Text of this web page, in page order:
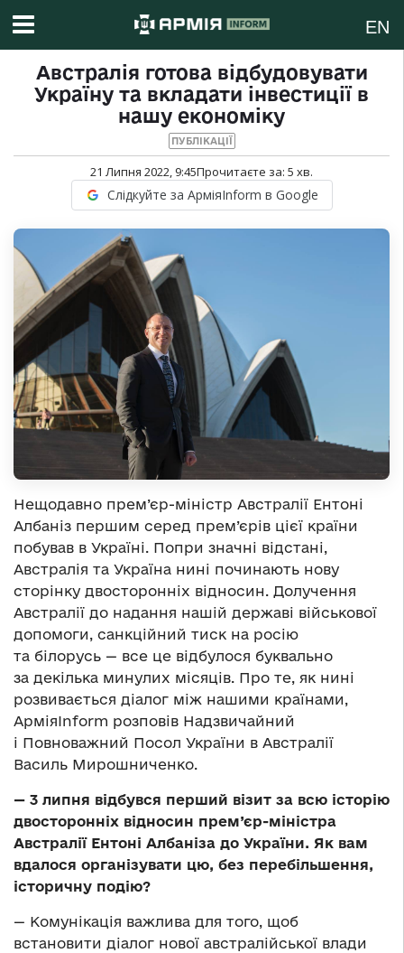
EN
Австралія готова відбудовувати
Україну та вкладати інвестиції в
нашу економіку
ПУБЛІКАЦІЇ
21 Липня 2022, 9:45Прочитаєте за: 5 хв.
Слідкуйте за АрміяInform в Google
Нещодавно прем’єр-міністр Австралії Ентоні
Албаніз першим серед прем’єрів цієї країни
побував в Україні. Попри значні відстані,
Австралія та Україна нині починають нову
сторінку двосторонніх відносин. Долучення
Австралії до надання нашій державі військової
допомоги, санкційний тиск на росію
та білорусь — все це відбулося буквально
за декілька минулих місяців. Про те, як нині
розвивається діалог між нашими країнами,
АрміяInform розповів Надзвичайний
і Повноважний Посол України в Австралії
Василь Мирошниченко.
— 3 липня відбувся перший візит за всю історію
двосторонніх відносин прем’єр-міністра
Австралії Ентоні Албаніза до України. Як вам
вдалося організувати цю, без перебільшення,
історичну подію?
— Комунікація важлива для того, щоб
встановити діалог нової австралійської влади